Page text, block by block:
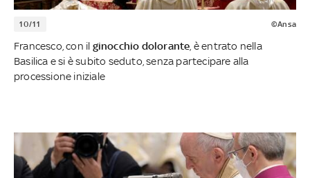
10/11 ©Ansa
Francesco, con il ginocchio dolorante , è entrato nella
Basilica e si è subito seduto, senza partecipare alla
processione iniziale